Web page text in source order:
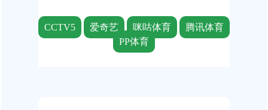
CCTV5 爱奇艺 咪咕体育
腾讯体育
PP体育